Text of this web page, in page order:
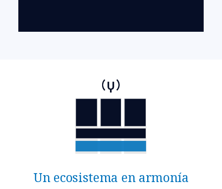
Un ecosistema en armonía